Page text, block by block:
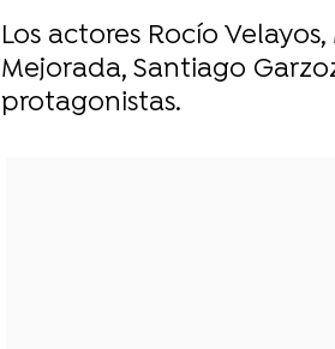
Los actores Rocío
Mejorada, Santiago
protagonistas.